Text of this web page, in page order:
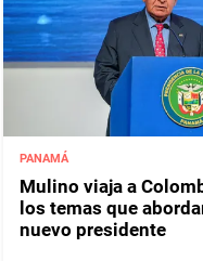
PANAMÁ
Mulino viaja a
los temas que
nuevo presidente